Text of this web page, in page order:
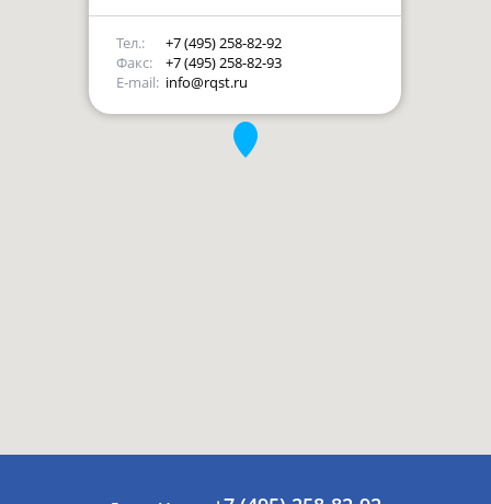
Тел.:
+7 (495) 258-82-92
Факс:
+7 (495) 258-82-93
E-mail: info@rqst.ru